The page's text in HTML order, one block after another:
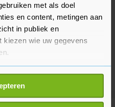
met als doel
en content, metingen aan
in publiek en
kiezen wie uw gegevens
ook graag:
over uw geografische
meter nauwkeurig kan zijn